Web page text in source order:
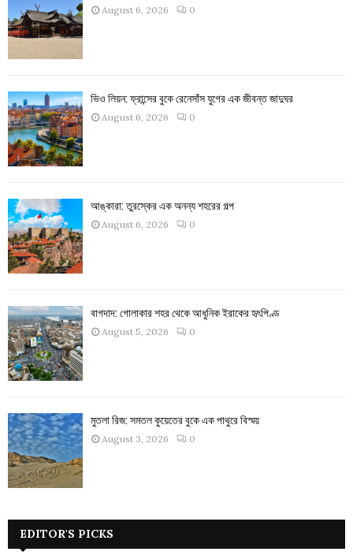
August 6, 2026 0
ভিও লিয়ন: ফ্রান্সের বুকে রেনেসাঁস যুগের এক জীবন্ত জাদুঘর
August 6, 2026 0
আঙ্কারা: তুরস্কের এক অনন্য শহরের গল্প
August 6, 2026 0
বাগদাদ: গোলাকার শহর থেকে আধুনিক ইরাকের হৃৎপিণ্ড
August 5, 2026 0
মুতলা রিজ: সমতল কুয়েতের বুকে এক পাথুরে বিস্ময়
August 3, 2026 0
EDITOR'S PICKS